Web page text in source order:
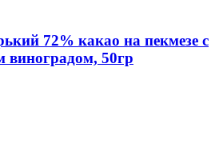
72% какао на пекмезе с
50гр